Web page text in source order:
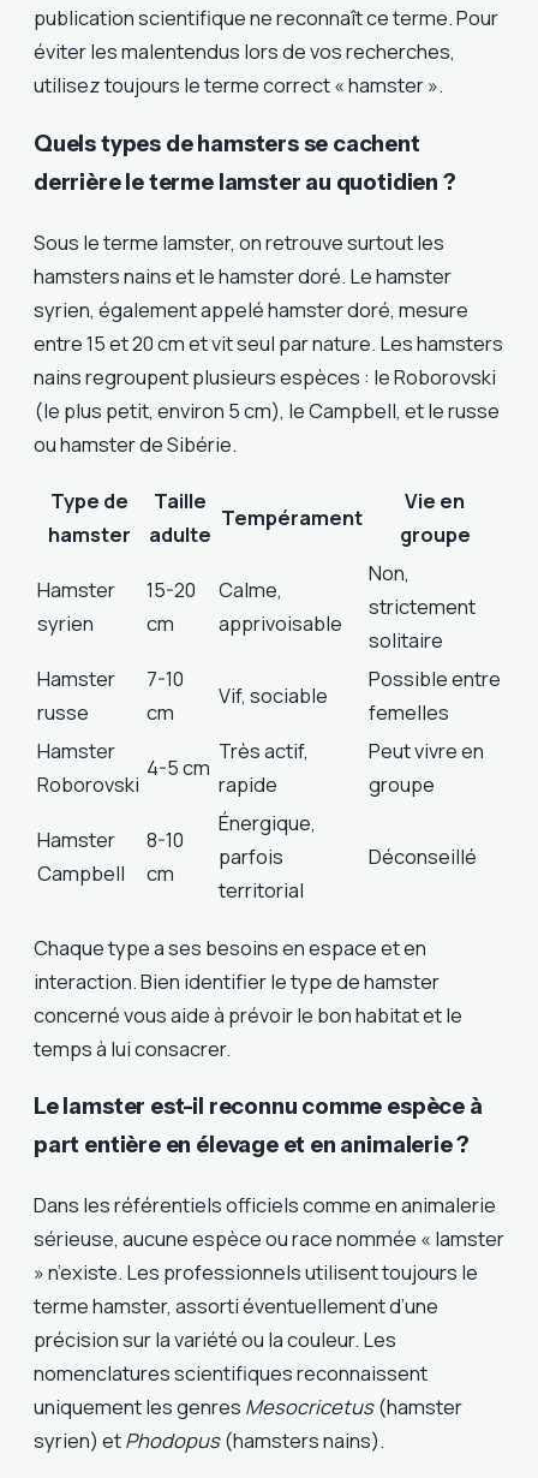
publication scientifique ne reconnaît ce terme. Pour
éviter les malentendus lors de vos recherches,
utilisez toujours le terme correct « hamster ».
Quels types de hamsters se cachent
derrière le terme lamster au quotidien ?
Sous le terme lamster, on retrouve surtout les
hamsters nains et le hamster doré. Le hamster
syrien, également appelé hamster doré, mesure
entre 15 et 20 cm et vit seul par nature. Les hamsters
nains regroupent plusieurs espèces : le Roborovski
(le plus petit, environ 5 cm), le Campbell, et le russe
ou hamster de Sibérie.
Type de
hamster
Taille
adulte
Tempérament
Vie en
groupe
Hamster
syrien
15-20
cm
Calme,
apprivoisable
Non,
strictement
solitaire
Hamster
russe
7-10
cm
Vif, sociable
Possible entre
femelles
Hamster
Roborovski
4-5 cm
Très actif,
rapide
Peut vivre en
groupe
Hamster
Campbell
8-10
cm
Énergique,
parfois
territorial
Déconseillé
Chaque type a ses besoins en espace et en
interaction. Bien identifier le type de hamster
concerné vous aide à prévoir le bon habitat et le
temps à lui consacrer.
Le lamster est-il reconnu comme espèce à
part entière en élevage et en animalerie ?
Dans les référentiels officiels comme en animalerie
sérieuse, aucune espèce ou race nommée « lamster
» n’existe. Les professionnels utilisent toujours le
terme hamster, assorti éventuellement d’une
précision sur la variété ou la couleur. Les
nomenclatures scientifiques reconnaissent
uniquement les genres Mesocricetus(hamster
syrien) etPhodopus(hamsters nains).